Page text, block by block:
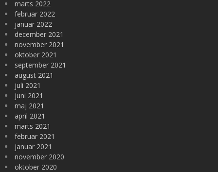
marts 2022
februar 2022
januar 2022
december 2021
november 2021
oktober 2021
september 2021
august 2021
juli 2021
juni 2021
maj 2021
april 2021
marts 2021
februar 2021
januar 2021
november 2020
oktober 2020